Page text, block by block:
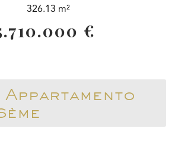
326.13 m²
€
Appartamento